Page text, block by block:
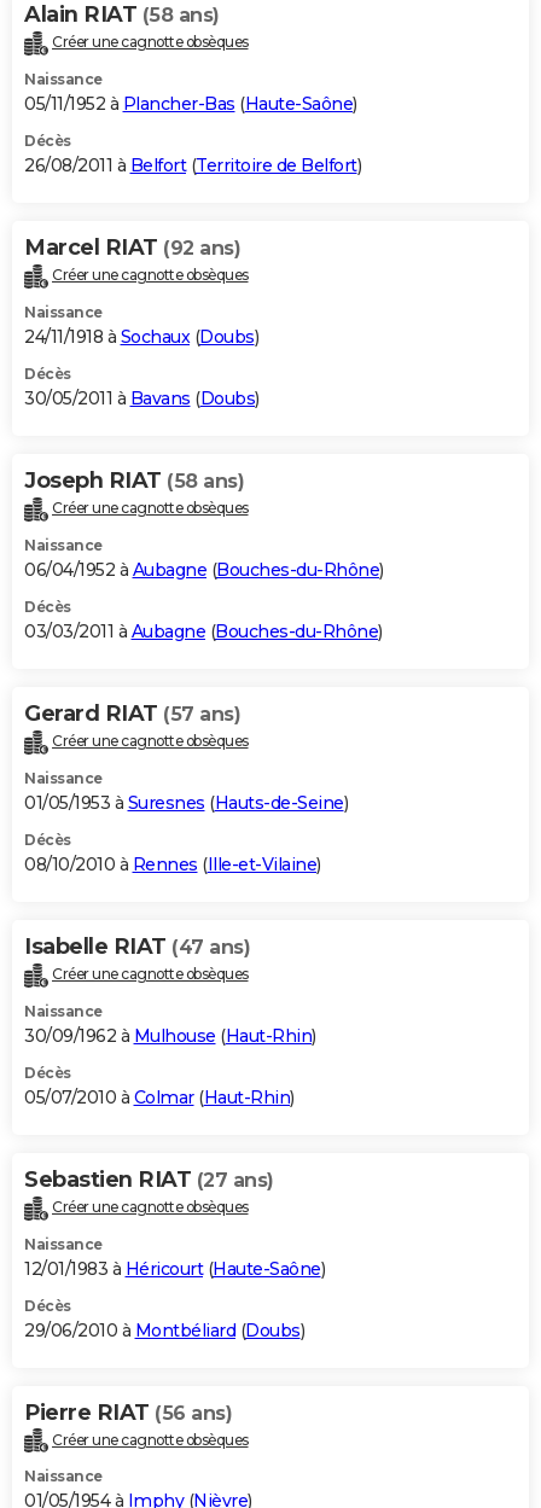
Alain RIAT (58 ans)
Créer une cagnotte obsèques
Naissance
05/11/1952 à Plancher-Bas (Haute-Saône)
Décès
26/08/2011 à Belfort(Territoire de Belfort)
Marcel RIAT (92 ans)
Créer une cagnotte obsèques
Naissance
24/11/1918 à Sochaux(Doubs)
Décès
30/05/2011 à Bavans (Doubs)
Joseph RIAT (58 ans)
Créer une cagnotte obsèques
Naissance
06/04/1952 à Aubagne (Bouches-du-Rhône)
Décès
03/03/2011 à Aubagne (Bouches-du-Rhône)
Gerard RIAT (57 ans)
Créer une cagnotte obsèques
Naissance
01/05/1953 à Suresnes (Hauts-de-Seine)
Décès
08/10/2010 à Rennes (Ille-et-Vilaine)
Isabelle RIAT (47 ans)
Créer une cagnotte obsèques
Naissance
30/09/1962 à Mulhouse (Haut-Rhin)
Décès
05/07/2010 à Colmar(Haut-Rhin)
Sebastien RIAT (27 ans)
Créer une cagnotte obsèques
Naissance
12/01/1983 à Héricourt(Haute-Saône)
Décès
29/06/2010 à Montbéliard (Doubs)
Pierre RIAT (56 ans)
Créer une cagnotte obsèques
Naissance
01/05/1954 à Imphy(Nièvre)